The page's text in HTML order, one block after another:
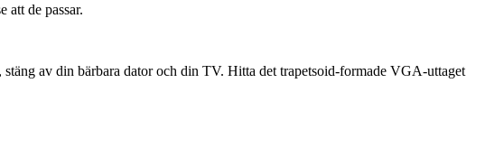
att de passar.
av din bärbara dator och din TV. Hitta det trapetsoid-formade VGA-uttaget